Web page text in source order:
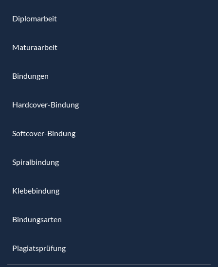
Diplomarbeit
Maturaarbeit
Bindungen
Hardcover-Bindung
Softcover-Bindung
Spiralbindung
Klebebindung
Bindungsarten
Plagiatsprüfung